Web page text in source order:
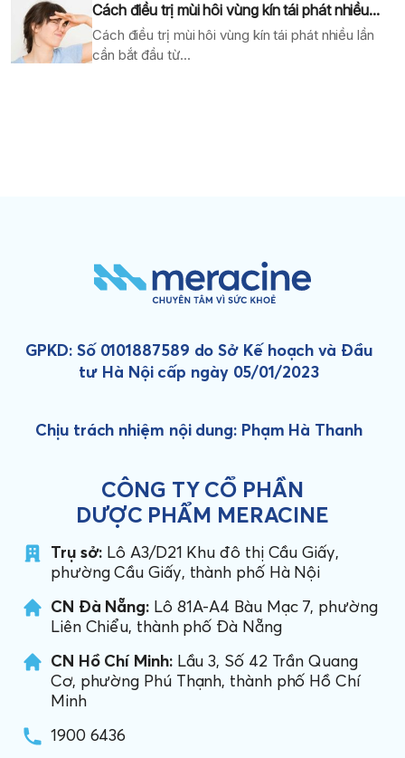
Cách điều trị mùi hôi vùng kín tái phát nhiều...
Cách điều trị mùi hôi vùng kín tái phát nhiều lần
cần bắt đầu từ...
GPKD: Số 0101887589 do Sở Kế hoạch và Đầu
tư Hà Nội cấp ngày 05/01/2023
Chịu trách nhiệm nội dung: Phạm Hà Thanh
CÔNG TY CỔ PHẦN
DƯỢC PHẨM MERACINE
Trụ sở: Lô A3/D21 Khu đô thị Cầu Giấy,
phường Cầu Giấy, thành phố Hà Nội
CN Đà Nẵng: Lô 81A-A4 Bàu Mạc 7, phường
Liên Chiểu, thành phố Đà Nẵng
CN Hồ Chí Minh:Lầu 3, Số 42 Trần Quang
Cơ, phường Phú Thạnh, thành phố Hồ Chí
Minh
1900 6436